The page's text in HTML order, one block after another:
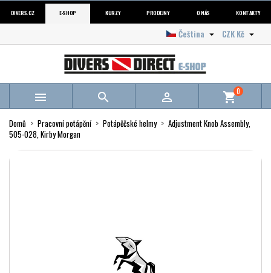
DIVERS.CZ E-SHOP KURZY PRODEJNY O NÁS KONTAKTY
CZK Kč 
Čeština 
   shopping_cart0
Domů Pracovní potápění Potápěčské helmy
Adjustment Knob Assembly,
505-028, Kirby Morgan